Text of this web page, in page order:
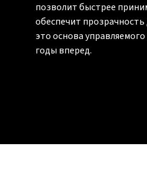
позволит быстрее
обеспечит прозрачность
это основа
годы вперед.